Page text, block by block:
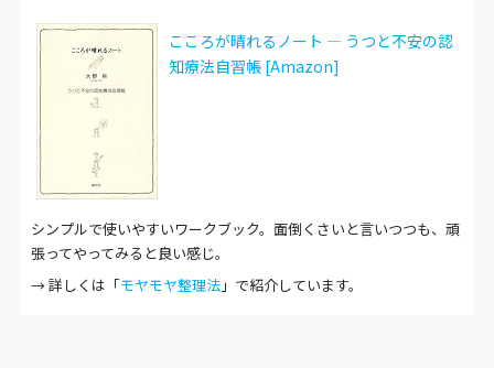
こころが晴れるノート ― うつと不安の認
知療法自習帳 [Amazon]
シンプルで使いやすいワークブック。面倒くさいと言いつつも、頑
張ってやってみると良い感じ。
→ 詳しくは「モヤモヤ整理法」で紹介しています。